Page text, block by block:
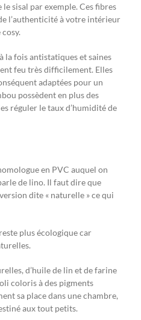
sisal par exemple. Ces fibres
l’authenticité à votre intérieur
la fois antistatiques et saines
feu très difficilement. Elles
adaptées pour un
possèdent en plus des
réguler le taux d’humidité de
en PVC auquel on
de lino. Il faut dire que
dite « naturelle » ce qui
plus écologique car
d’huile de lin et de farine
coloris à des pigments
sa place dans une chambre,
aux tout petits.